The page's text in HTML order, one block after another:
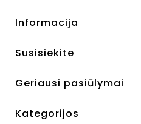
Informacija
Susisiekite
Geriausi pasiūlymai
Kategorijos